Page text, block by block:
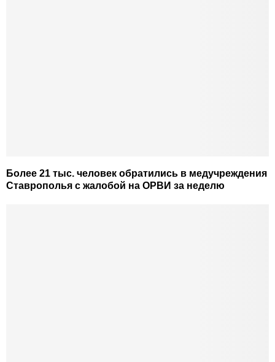
Более 21 тыс. человек обратились в медучреждения
Ставрополья с жалобой на ОРВИ за неделю